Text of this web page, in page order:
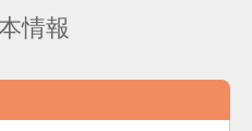
情報